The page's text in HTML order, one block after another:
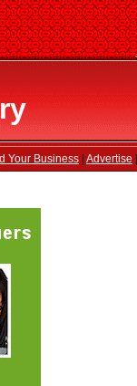
Your Business Advertise